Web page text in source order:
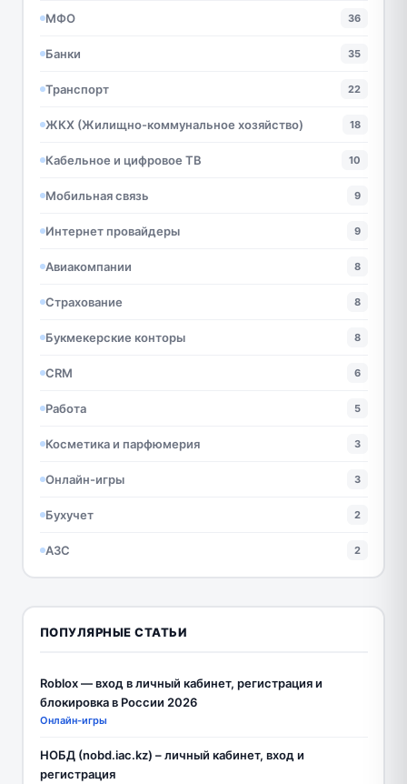
МФО 36
Банки 35
Транспорт 22
ЖКХ (Жилищно-коммунальное хозяйство) 18
Кабельное и цифровое ТВ 10
Мобильная связь 9
Интернет провайдеры 9
Авиакомпании 8
Страхование 8
Букмекерские конторы 8
CRM 6
Работа 5
Косметика и парфюмерия 3
Онлайн-игры 3
Бухучет 2
АЗС 2
ПОПУЛЯРНЫЕ СТАТЬИ
Roblox — вход в личный кабинет, регистрация и
блокировка в России 2026
Онлайн-игры
НОБД (nobd.iac.kz) – личный кабинет, вход и
регистрация